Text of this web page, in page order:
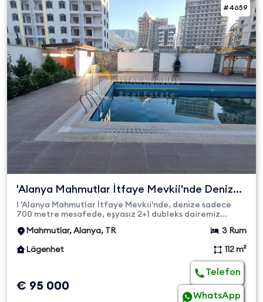
#4659
'Alanya Mahmutlar İtfaye Mevkii'nde Denize
700 Metre Mesafed...
I 'Alanya Mahmutlar İtfaye Mevkii'nde, denize sadece
700 metre mesafede, eşyasız 2+1 dubleks dairemiz
Mahmutlar, Alanya, TR
3 Rum
Lägenhet
112 m²
€ 95 000
Telefon
WhatsApp